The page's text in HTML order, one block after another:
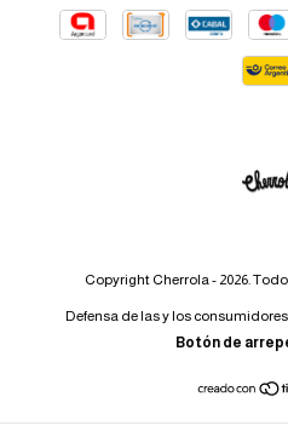
Copyright Cherrola - 2026.
Defensa de las y los
Botón de